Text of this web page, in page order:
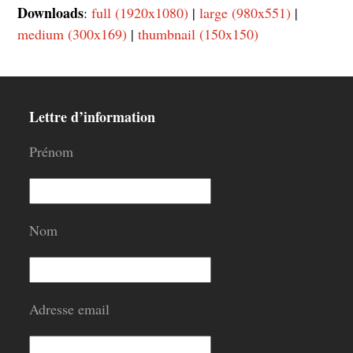
Downloads:full (1920x1080) |large (980x551) |
medium (300x169) |thumbnail (150x150)
Lettre d’information
Prénom
Nom
Adresse email